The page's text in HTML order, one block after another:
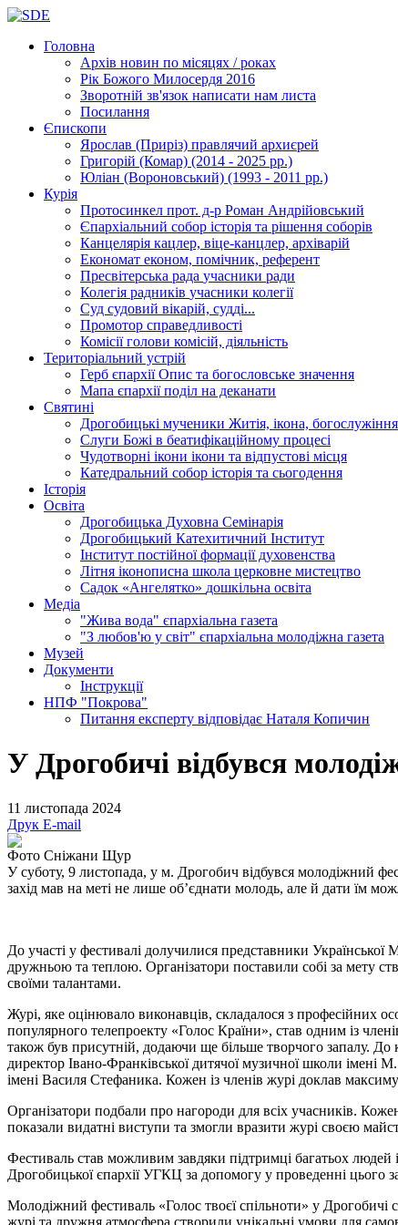
Головна
Архів новин по місяцях / роках
Рік Божого Милосердя 2016
Зворотній зв'язок написати нам листа
Посилання
Єпископи
Ярослав (Приріз) правлячий архиєрей
Григорій (Комар) (2014 - 2025 рр.)
Юліан (Вороновський) (1993 - 2011 рр.)
Курія
Протосинкел прот. д-р Роман Андрійовський
Єпархіальний собор історія та рішення соборів
Канцелярія кацлер, віце-канцлер, архіварій
Економат економ, помічник, референт
Пресвітерська рада учасники ради
Колегія радників учасники колегії
Суд судовий вікарій, судді...
Промотор справедливості
Комісіїголови комісій, діяльність
Територіальний устрій
Герб єпархіїОпис та богословське значення
Мапа єпархіїподіл на деканати
Святині
Дрогобицькі мученики Житія, ікона,
Слуги Божі в беатифікаційному процесі
Чудотворні ікони ікони та відпустові місця
Катедральний собор історія та сьогодення
Історія
Освіта
Дрогобицька Духовна Семінарія
Дрогобицький Катехитичний Інститут
Інститут постійної формації духовенства
Літня іконописна школа церковне мистецтво
Садок «Ангелятко» дошкільна освіта
Медіа
"Жива вода" єпархіальна газета
"З любов'ю у світ" єпархіальна молодіжна газета
Музей
Документи
Інструкції
НПФ "Покрова"
Питання експерту відповідає Наталя Копичин
У Дрогобичі відбувся
11 листопада 2024
Друк E-mail
Фото Сніжани Щур
У суботу, 9 листопада, у м. Дрогобич відбувся молодіжний
захід мав на меті не лише об’єднати молодь, але й дати їм
До участі у фестивалі долучилися представники
дружньою та теплою. Організатори поставили собі за мету
своїми талантами.
Журі, яке оцінювало виконавців, складалося з професійних
популярного телепроекту «Голос Країни», став одним із
також був присутній, додаючи ще більше творчого запалу.
директор Івано-Франківської дитячої музичної школи імені
імені Василя Стефаника. Кожен із членів журі доклав
Організатори подбали про нагороди для всіх учасників.
показали видатні виступи та змогли вразити журі своєю
Фестиваль став можливим завдяки підтримці багатьох людей
Дрогобицької єпархії УГКЦ за допомогу у проведенні цього
Молодіжний фестиваль «Голос твоєї спільноти» у Дрогобичі
журі та дружня атмосфера створили унікальні умови для